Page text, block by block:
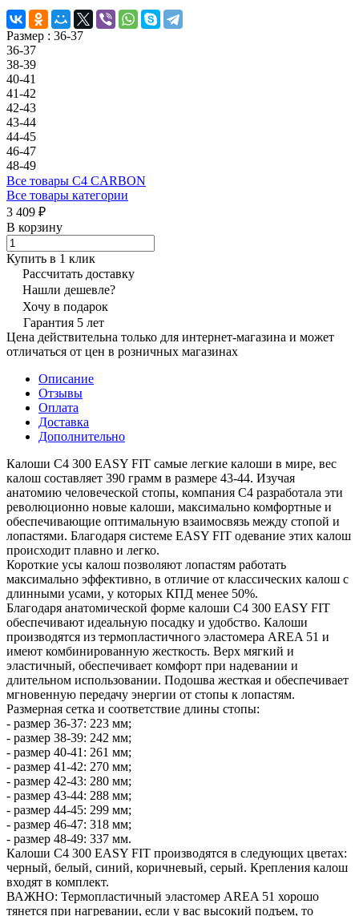
Размер : 36-37
36-37
38-39
40-41
41-42
42-43
43-44
44-45
46-47
48-49
Все товары C4 CARBON
Все товары категории
3 409 ₽
В корзину
Купить в 1 клик
Рассчитать доставку
Нашли дешевле?
Хочу в подарок
Гарантия 5 лет
Цена действительна только для интернет-магазина и может
отличаться от цен в розничных магазинах
Описание
Отзывы
Оплата
Доставка
Дополнительно
Калоши C4 300 EASY FIT самые легкие калоши в мире, вес
калош составляет 390 грамм в размере 43-44. Изучая
анатомию человеческой стопы, компания С4 разработала эти
революционно новые калоши, максимально комфортные и
обеспечивающие оптимальную взаимосвязь между стопой и
лопастями. Благодаря системе EASY FIT одевание этих калош
происходит плавно и легко.
Короткие усы калош позволяют лопастям работать
максимально эффективно, в отличие от классических калош с
длинными усами, у которых КПД менее 50%.
Благодаря анатомической форме калоши C4 300 EASY FIT
обеспечивают идеальную посадку и удобство. Калоши
производятся из термопластичного эластомера AREA 51 и
имеют комбинированную жесткость. Верх мягкий и
эластичный, обеспечивает комфорт при надевании и
длительном использовании. Подошва жесткая и обеспечивает
мгновенную передачу энергии от стопы к лопастям.
Размерная сетка и соответствие длины стопы:
- размер 36-37: 223 мм;
- размер 38-39: 242 мм;
- размер 40-41: 261 мм;
- размер 41-42: 270 мм;
- размер 42-43: 280 мм;
- размер 43-44: 288 мм;
- размер 44-45: 299 мм;
- размер 46-47: 318 мм;
- размер 48-49: 337 мм.
Калоши C4 300 EASY FIT производятся в следующих цветах:
черный, белый, синий, коричневый, серый. Крепления калош
входят в комплект.
ВАЖНО: Термопластичный эластомер AREA 51 хорошо
тянется при нагревании, если у вас высокий подъем, то